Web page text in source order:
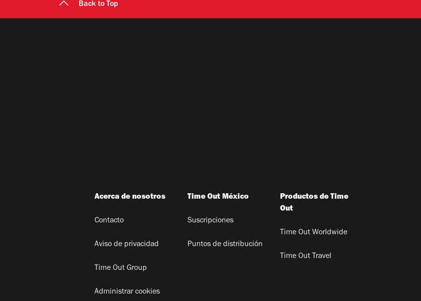
Back to Top
Acerca de nosotros
Contacto
Aviso de privacidad
Time Out Group
Administrar cookies
Time Out México
Suscripciones
Puntos de distribución
Productos de Time
Out
Time Out Worldwide
Time Out Travel